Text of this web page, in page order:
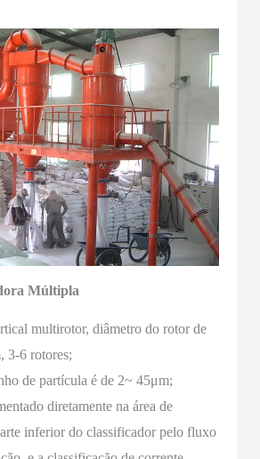
Múltipla
multirotor, diâmetro do rotor de
3-6 rotores;
de partícula é de 2~ 45μm;
diretamente na área de
inferior do classificador pelo fluxo